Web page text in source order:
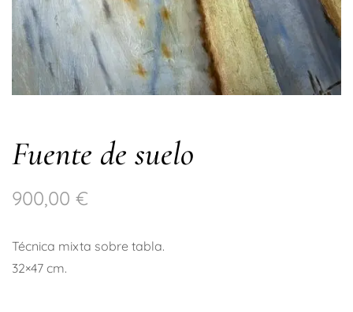
Fuente de suelo
900,00 €
Técnica mixta sobre tabla.
32×47 cm.